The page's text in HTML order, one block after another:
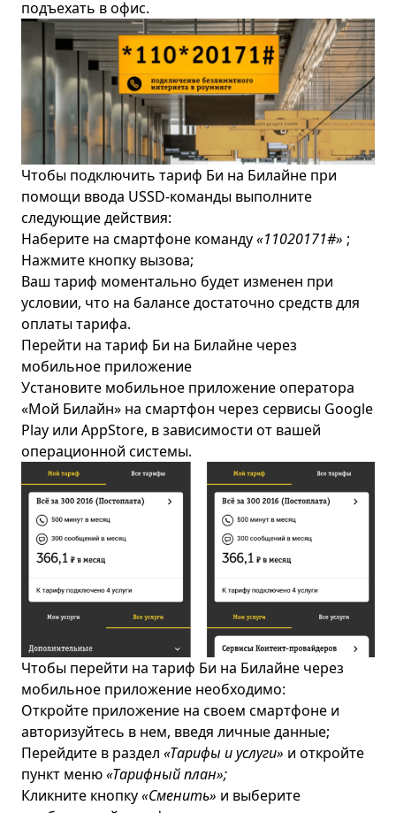
подъехать в офис.
Чтобы подключить тариф Би на Билайне при
помощи ввода USSD-команды выполните
следующие действия:
Наберите на смартфоне команду«11020171#» ;
Нажмите кнопку вызова;
Ваш тариф моментально будет изменен при
условии, что на балансе достаточно средств для
оплаты тарифа.
Перейти на тариф Би на Билайне через
мобильное приложение
Установите мобильное приложение оператора
«Мой Билайн» на смартфон через сервисы Google
Play или AppStore, в зависимости от вашей
операционной системы.
Чтобы перейти на тариф Би на Билайне через
мобильное приложение необходимо:
Откройте приложение на своем смартфоне и
авторизуйтесь в нем, введя личные данные;
Перейдите в раздел «Тарифы и услуги» и откройте
пункт меню«Тарифный план»;
Кликните кнопку«Сменить» и выберите